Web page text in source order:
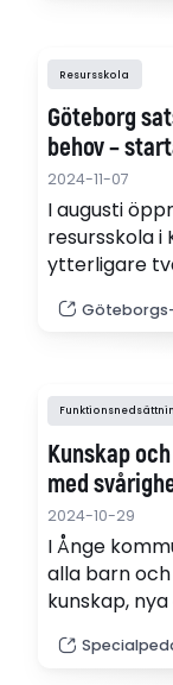
Resursskola
Göteborg
behov –
2024-11-07
I augusti
resursskola
ytterligare
2025.
Kunskap
med
2024-10-29
I Ånge
alla barn
kunskap,
svårigheter